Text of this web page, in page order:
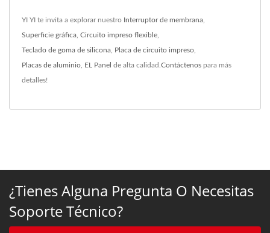
YI YI te invita a explorar nuestro Interruptor de membrana
Superficie gráfica Circuito impreso flexible
Teclado de goma de silicona Placa de circuito impreso
Placas de aluminio EL Panel de alta calidad. Contáctenos para más
detalles!
¿Tienes Alguna Pregunta O Necesitas
Soporte Técnico?